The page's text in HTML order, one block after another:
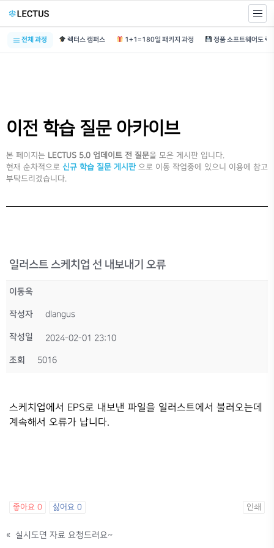
전체 과정 렉터스 캠퍼스 1+1=180일 패키지 과정
이전 학습 질문 아카이브
본 페이지는 LECTUS 5.0 업데이트 전 질문을 모은 게시판 입니다.
현재 순차적으로 신규 학습 질문 게시판 으로 이동 작업중에 있으니 이용에 참고
부탁드리겠습니다.
일러스트 스케치업 선 내보내기 오류
이동욱
작성자 dlangus
작성일 2024-02-01 23:10
조회 5016
스케치업에서 EPS로 내보낸 파일을 일러스트에서 불러오는데
계속해서 오류가 납니다.
좋아요 0 싫어요 0 인쇄
« 실시도면 자료 요청드려요~